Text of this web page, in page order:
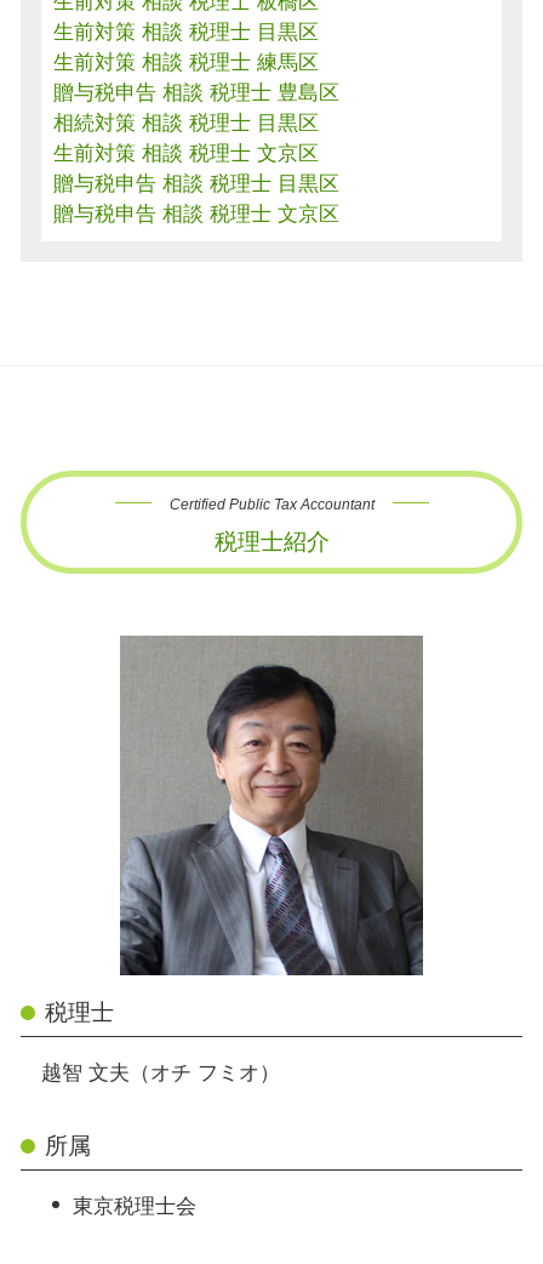
生前対策 相談 税理士 目黒区
生前対策 相談 税理士 練馬区
贈与税申告 相談 税理士 豊島区
相続対策 相談 税理士 目黒区
生前対策 相談 税理士 文京区
贈与税申告 相談 税理士 目黒区
贈与税申告 相談 税理士 文京区
Certified Public Tax Accountant
税理士紹介
税理士
越智 文夫（オチ フミオ）
所属
東京税理士会